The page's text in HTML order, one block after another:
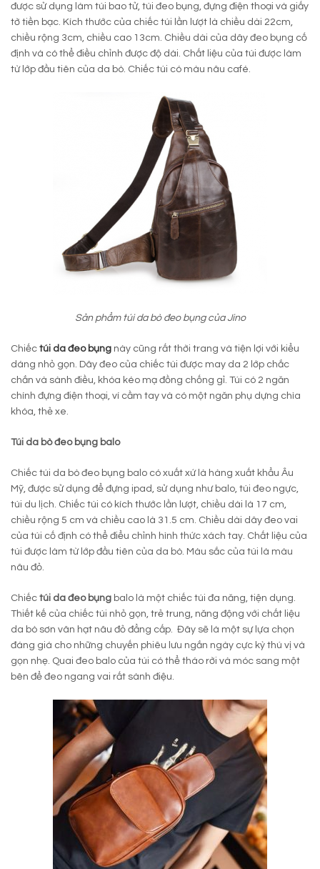
được sử dụng làm túi bao tử, túi đeo bụng, đựng điện thoại và giấy
tờ tiền bạc. Kích thước của chiếc túi lần lượt là chiều dài 22cm,
chiều rộng 3cm, chiều cao 13cm. Chiều dài của dây đeo bụng cố
định và có thể điều chỉnh được độ dài. Chất liệu của túi được làm
từ lớp đầu tiên của da bò. Chiếc túi có màu nâu café.
Sản phẩm túi da bò đeo bụng của Jino
Chiếc túi da đeo bụng này cũng rất thời trang và tiện lợi với kiểu
dáng nhỏ gọn. Dây đeo của chiếc túi được may da 2 lớp chắc
chắn và sành điều, khóa kéo mạ đồng chống gỉ. Túi có 2 ngăn
chính đựng điện thoại, ví cầm tay và có một ngăn phụ dựng chìa
khóa, thẻ xe.
Túi da bò đeo bụng balo
Chiếc túi da bò đeo bụng balo có xuất xứ là hàng xuất khẩu Âu
Mỹ, được sử dụng để đựng ipad, sử dụng như balo, túi đeo ngực,
túi du lịch. Chiếc túi có kích thước lần lượt, chiều dài là 17 cm,
chiều rộng 5 cm và chiều cao là 31.5 cm. Chiều dài dây đeo vai
của túi cố định có thể điểu chỉnh hình thức xách tay. Chất liệu của
túi được làm từ lớp đầu tiên của da bò. Màu sắc của túi là màu
nâu đỏ.
Chiếc túi da đeo bụng balo là một chiếc túi đa năng, tiện dụng.
Thiết kế của chiếc túi nhỏ gọn, trẻ trung, năng động với chất liệu
da bò sơn vân hạt nâu đỏ đẳng cấp. Đây sẽ là một sự lựa chọn
đáng giá cho những chuyến phiêu lưu ngắn ngày cực kỳ thú vị và
gọn nhẹ. Quai đeo balo của túi có thể tháo rời và móc sang một
bên để đeo ngang vai rất sành điệu.